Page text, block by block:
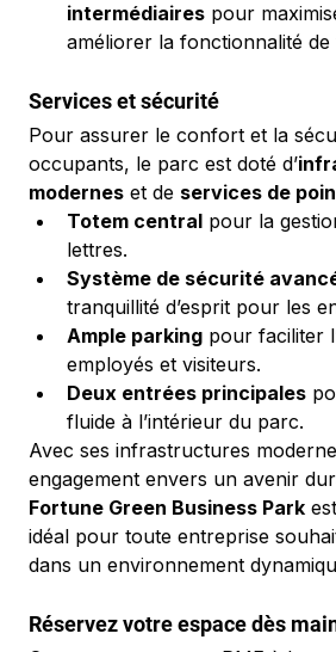
intermédiaires pour
améliorer la fonctionnalité
Services et sécurité
Pour assurer le confort et la
occupants, le parc est doté d’
modernes et de services de
Totem central pour la
lettres.
Système de sécurité
tranquillité d’esprit pour les
Ample parking pour faciliter
employés et visiteurs.
Deux entrées principales
fluide à l’intérieur du parc.
Avec ses infrastructures
engagement envers un avenir
Fortune Green Business Park
idéal pour toute entreprise
dans un environnement
Réservez votre espace dès